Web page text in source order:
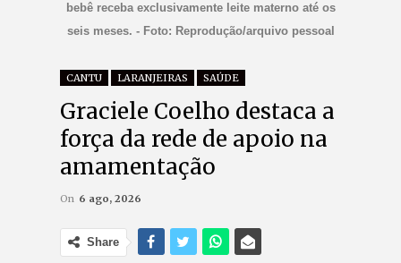
bebê receba exclusivamente leite materno até os
seis meses. - Foto: Reprodução/arquivo pessoal
CANTU LARANJEIRAS SAÚDE
Graciele Coelho destaca a
força da rede de apoio na
amamentação
On 6 ago, 2026
Share